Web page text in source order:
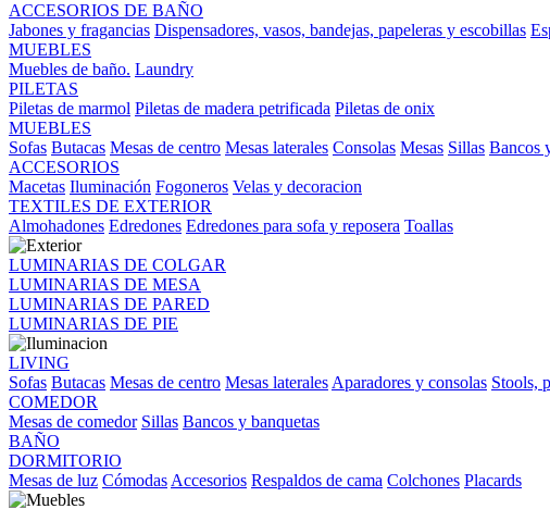
ACCESORIOS DE BAÑO
Jabones y fragancias Dispensadores, vasos, bandejas, papeleras y escobillas
MUEBLES
Muebles de baño. Laundry
PILETAS
Piletas de marmol Piletas de madera petrificada Piletas de onix
MUEBLES
Sofas Butacas Mesas de centro Mesas laterales Consolas Mesas Sillas Bancos
ACCESORIOS
Macetas Iluminación Fogoneros Velas y decoracion
TEXTILES DE EXTERIOR
Almohadones Edredones Edredones para sofa y reposera Toallas
LUMINARIAS DE COLGAR
LUMINARIAS DE MESA
LUMINARIAS DE PARED
LUMINARIAS DE PIE
LIVING
Sofas Butacas Mesas de centro Mesas laterales Aparadores y consolas Stools,
COMEDOR
Mesas de comedor Sillas Bancos y banquetas
BAÑO
DORMITORIO
Mesas de luz Cómodas Accesorios Respaldos de cama Colchones Placards